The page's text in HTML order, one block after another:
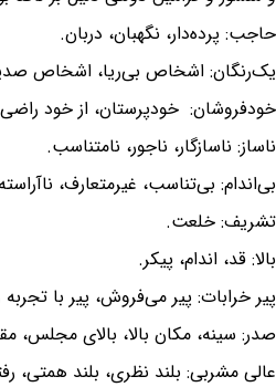
حاجب: پرده‌دار، نگهبان، دربان.
یک‌رنگان: اشخاص بی‌ریا، اشخاص
خودفروشان: خودپرستان، از خود
ناساز: ناسازگار، ناجور، نامتناسب.
بی‌اندام: بی‌تناسب، غیرمتعارف،
تشریف: خلعت.
بالا: قد، اندام، پیکر.
پیر خرابات: پیر می‌فروش، پیر با
صدر: سینه، مکان بالا، بالای مجلس،
عالی مشربی: بلند نظری، بلند همتی،